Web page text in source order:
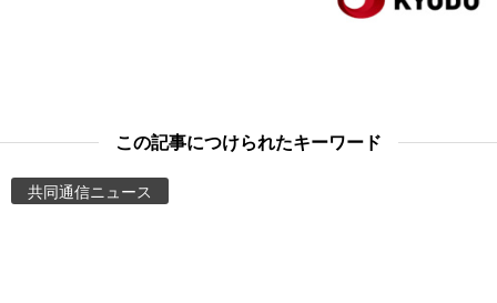
People
この記事につけられたキーワード
共同通信ニュース